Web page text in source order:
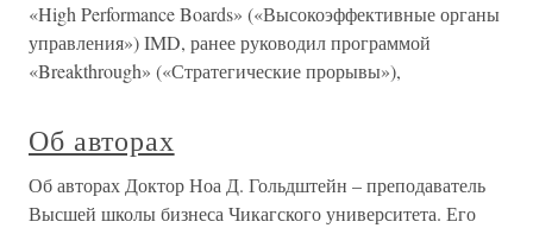
«High Performance Boards» («Высокоэффективные органы
управления») IMD, ранее руководил программой
«Breakthrough» («Стратегические прорывы»),
Об авторах
Об авторах Доктор Ноа Д. Гольдштейн – преподаватель
Высшей школы бизнеса Чикагского университета. Его